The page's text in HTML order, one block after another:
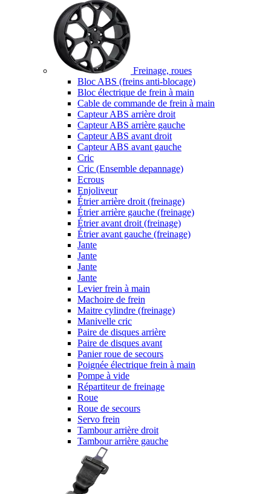
Freinage, roues
Bloc ABS (freins anti-blocage)
Bloc électrique de frein à main
Cable de commande de frein à main
Capteur ABS arrière droit
Capteur ABS arrière gauche
Capteur ABS avant droit
Capteur ABS avant gauche
Cric
Cric (Ensemble depannage)
Ecrous
Enjoliveur
Étrier arrière droit (freinage)
Étrier arrière gauche (freinage)
Étrier avant droit (freinage)
Étrier avant gauche (freinage)
Jante
Jante
Jante
Jante
Levier frein à main
Machoire de frein
Maitre cylindre (freinage)
Manivelle cric
Paire de disques arrière
Paire de disques avant
Panier roue de secours
Poignée électrique frein à main
Pompe à vide
Répartiteur de freinage
Roue
Roue de secours
Servo frein
Tambour arrière droit
Tambour arrière gauche